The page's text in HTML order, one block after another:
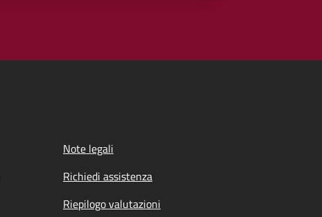
Note legali
Richiedi assistenza
Riepilogo valutazioni